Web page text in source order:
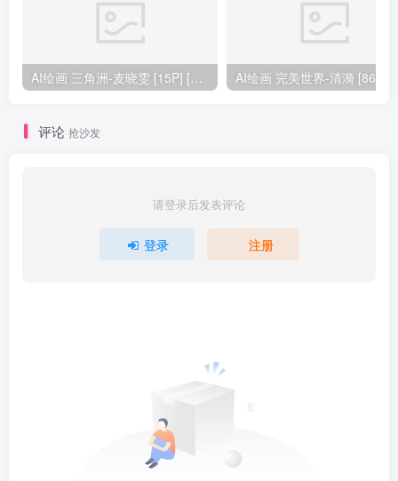
AI绘画 三角洲-麦晓雯 [15P] [57M]
评论 抢沙发
请登录后发表评论
登录 注册